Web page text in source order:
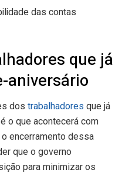
das contas
que já
aniversário
dos trabalhadores que já
o que acontecerá com
encerramento dessa
que o governo
para minimizar os